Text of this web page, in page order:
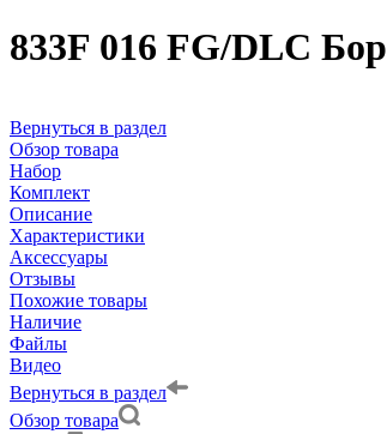
833F 016 FG/DLC
Вернуться в раздел
Обзор товара
Набор
Комплект
Описание
Характеристики
Аксессуары
Отзывы
Похожие товары
Наличие
Файлы
Видео
Вернуться в раздел
Обзор товара